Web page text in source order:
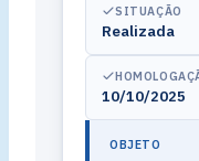
SITUAÇÃO
Realizada
10/10/2025
OBJETO